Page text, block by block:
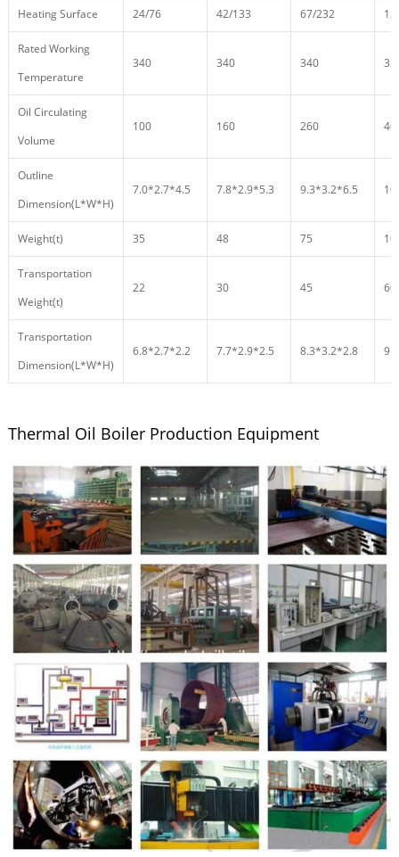
Heating Surface 24/76 42/133 67/232
Rated Working
Temperature
340 340 340
Oil Circulating
Volume
100 160 260
Outline
Dimension(L*W*H)
7.0*2.7*4.5 7.8*2.9*5.3 9.3*3.2*6.5
Weight(t) 35 48 75
Transportation
Weight(t)
22 30 45 60
Transportation
Dimension(L*W*H)
6.8*2.7*2.2 7.7*2.9*2.5 8.3*3.2*2.8
Thermal Oil Boiler Production Equipment